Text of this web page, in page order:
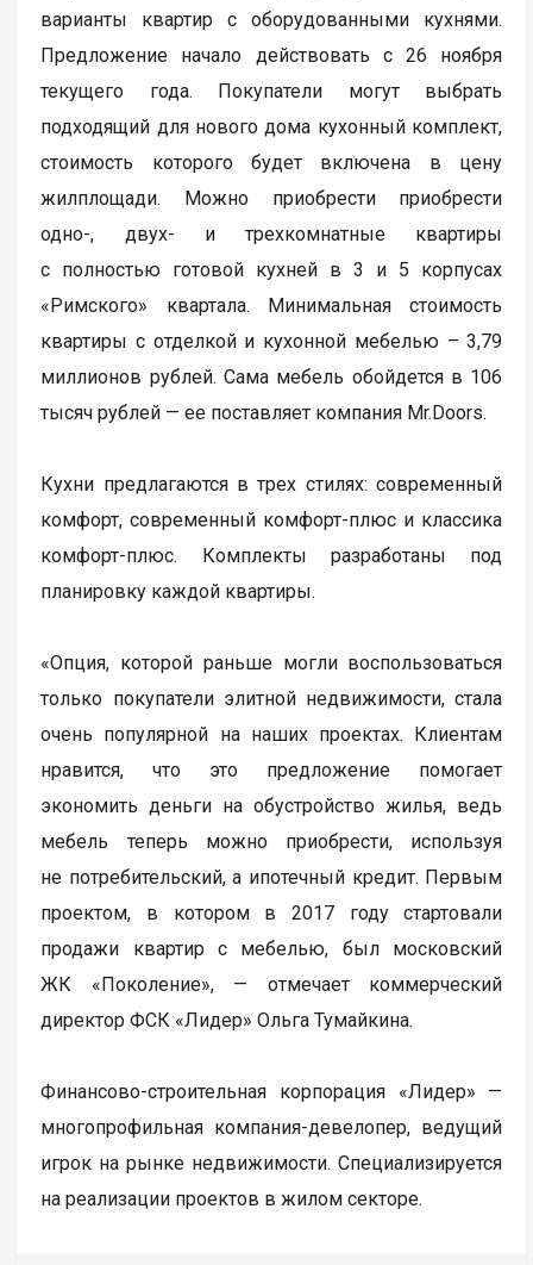
варианты квартир с оборудованными кухнями.
Предложение начало действовать с 26 ноября
текущего года. Покупатели могут выбрать
подходящий для нового дома кухонный комплект,
стоимость которого будет включена в цену
жилплощади. Можно приобрести приобрести
одно-, двух- и трехкомнатные квартиры
с полностью готовой кухней в 3 и 5 корпусах
«Римского» квартала. Минимальная стоимость
квартиры с отделкой и кухонной мебелью – 3,79
миллионов рублей. Сама мебель обойдется в 106
тысяч рублей — ее поставляет компания Mr.Doors.
Кухни предлагаются в трех стилях: современный
комфорт, современный комфорт-плюс и классика
комфорт-плюс. Комплекты разработаны под
планировку каждой квартиры.
«Опция, которой раньше могли воспользоваться
только покупатели элитной недвижимости, стала
очень популярной на наших проектах. Клиентам
нравится, что это предложение помогает
экономить деньги на обустройство жилья, ведь
мебель теперь можно приобрести, используя
не потребительский, а ипотечный кредит. Первым
проектом, в котором в 2017 году стартовали
продажи квартир с мебелью, был московский
ЖК «Поколение», — отмечает коммерческий
директор ФСК «Лидер» Ольга Тумайкина.
Финансово-строительная корпорация «Лидер» —
многопрофильная компания-девелопер, ведущий
игрок на рынке недвижимости. Специализируется
на реализации проектов в жилом секторе.